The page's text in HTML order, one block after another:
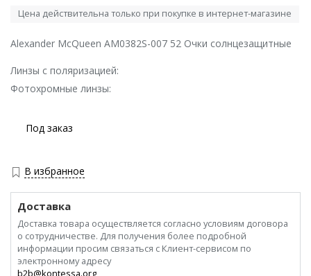
Цена действительна только при покупке в интернет-магазине
Alexander McQueen AM0382S-007 52 Очки солнцезащитные
Линзы с поляризацией:
Фотохромные линзы:
Под заказ
В избранное
Доставка
Доставка товара осуществляется согласно условиям договора
о сотрудничестве. Для получения более подробной
информации просим связаться с Клиент-сервисом по
электронному адресу
b2b@kontessa.org